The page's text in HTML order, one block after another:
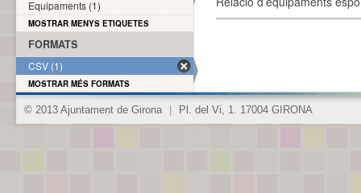
Equipaments (1)
MOSTRAR MENYS ETIQUETES
FORMATS
CSV (1)
MOSTRAR MÉS FORMATS
© 2013 Ajuntament de Girona Pl. del Vi, 1. 17004 GIRONA